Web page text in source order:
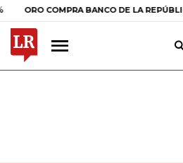
COMPRA BANCO DE LA REPÚBLICA $